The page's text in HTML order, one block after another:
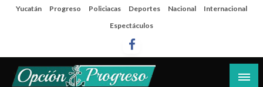
SaltaYucatán Progreso Policiacas Deportes Nacional
Internacional
Espectáculos